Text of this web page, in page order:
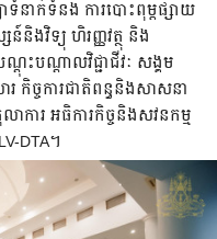
ទំនាក់ទំនង ការបោះពុម្ពផ្សាយ
ន៍និងវិទ្យុ ហិរញ្ញវត្ថុ និង
តុះបណ្តាលវិជ្ជាជីវៈ សង្គម
រ កិច្ចការជាតិពន្ធនិងសាសនា
លាការ អធិការកិច្ចនិងសវនកម្ម
DTA។